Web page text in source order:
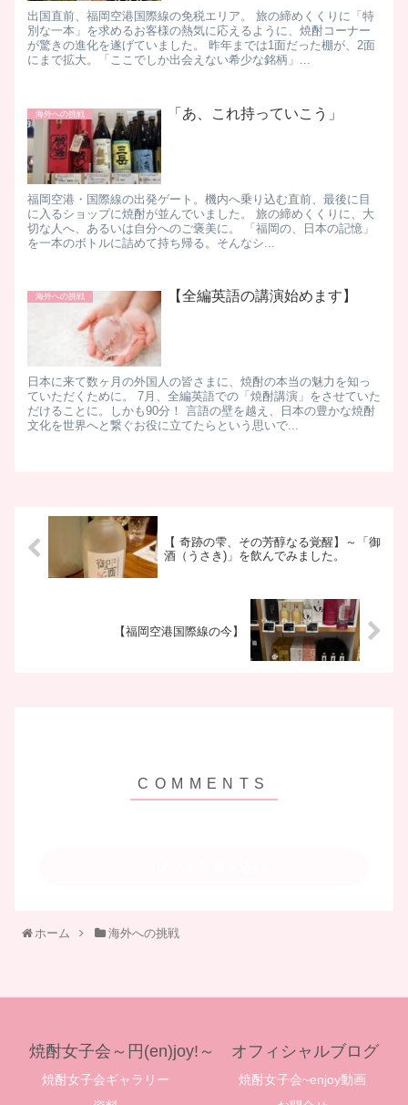
出国直前、福岡空港国際線の免税エリア。 旅の締めくくりに「特
別な一本」を求めるお客様の熱気に応えるように、焼酎コーナー
が驚きの進化を遂げていました。 昨年までは1面だった棚が、2面
にまで拡大。「ここでしか出会えない希少な銘柄」...
海外への挑戦 「あ、これ持っていこう」
福岡空港・国際線の出発ゲート。機内へ乗り込む直前、最後に目
に入るショップに焼酎が並んでいました。 旅の締めくくりに、大
切な人へ、あるいは自分へのご褒美に。 「福岡の、日本の記憶」
を一本のボトルに詰めて持ち帰る。そんなシ...
海外への挑戦 【全編英語の講演始めます】
日本に来て数ヶ月の外国人の皆さまに、焼酎の本当の魅力を知っ
ていただくために。 7月、全編英語での「焼酎講演」をさせていた
だけることに。しかも90分！ 言語の壁を越え、日本の豊かな焼酎
文化を世界へと繋ぐお役に立てたらという思いで...
【 奇跡の雫、その芳醇なる覚醒】～「御
酒（うさき)」を飲んでみました。
【福岡空港国際線の今】
ホーム 海外への挑戦
焼酎女子会～円(en)joy!～ オフィシャルブログ
焼酎女子会ギャラリー
焼酎女子会~enjoy動画